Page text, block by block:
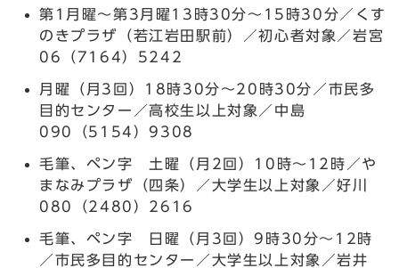
第1月曜～第3月曜13時30分～15時30分／くす
のきプラザ（若江岩田駅前）／初心者対象／岩宮
06（7164）5242
月曜（月3回）18時30分～20時30分／市民多
目的センター／高校生以上対象／中島
090（5154）9308
毛筆、ペン字 土曜（月2回）10時～12時／や
まなみプラザ（四条）／大学生以上対象／好川
080（2480）2616
毛筆、ペン字 日曜（月3回）9時30分～12時
／市民多目的センター／大学生以上対象／岩井